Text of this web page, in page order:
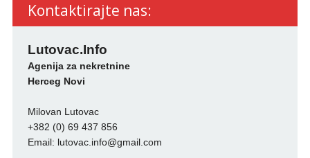
Kontaktirajte nas:
Lutovac.Info
Agenija za nekretnine
Herceg Novi
Milovan Lutovac
+382 (0) 69 437 856
Email: lutovac.info@gmail.com